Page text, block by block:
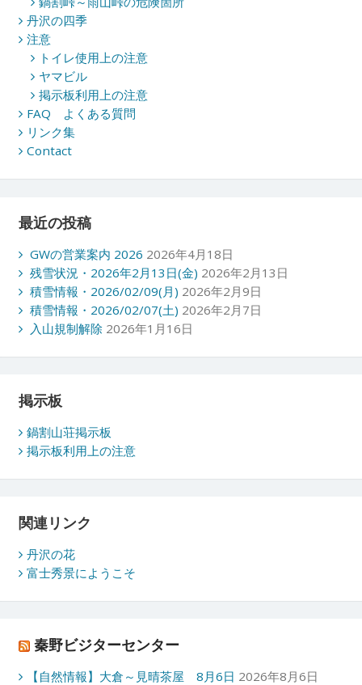
丹沢の四季
注意
トイレ使用上の注意
ヤマビル
掲示板利用上の注意
FAQ よくある質問
リンク集
Contact
最近の投稿
GWの営業案内 2026 2026年4月18日
残雪状況・2026年2月13日(金) 2026年2月13日
積雪情報・2026/02/09(月) 2026年2月9日
積雪情報・2026/02/07(土) 2026年2月7日
入山規制解除 2026年1月16日
掲示板
鍋割山荘掲示板
掲示板利用上の注意
関連リンク
丹沢の花
富士秀景にようこそ
秦野ビジターセンター
【自然情報】大倉～見晴茶屋 8月6日 2026年8月6日